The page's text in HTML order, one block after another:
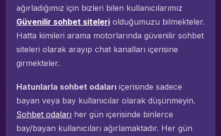
ağırladığımız için bizleri bilen kullanıcılarımız
Güvenilir sohbet siteleri olduğumuzu bilmekteler.
Hatta kimileri arama motorlarında güvenilir sohbet
siteleri olarak arayıp chat kanalları içerisine
girmekteler.
Hatunlarla sohbet odaları içerisinde sadece
bayan veya bay kullanıcılar olarak düşünmeyin.
Sohbet odaları her gün içerisinde binlerce
bay/bayan kullanıcıları ağırlamaktadır. Her gün